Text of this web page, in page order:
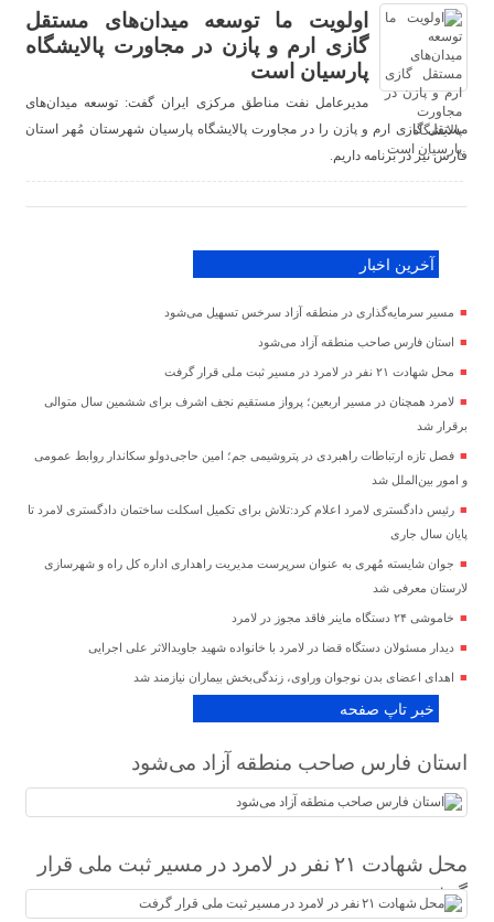
اولویت ما توسعه میدان‌های مستقل
گازی ارم و‌ پازن در مجاورت پالایشگاه
پارسیان است
مدیرعامل نفت مناطق مرکزی ایران گفت: توسعه میدان‌های
مستقل گازی ارم و‌ پازن را در مجاورت پالایشگاه پارسیان شهرستان مُهر استان
فارس نیز در برنامه داریم.
آخرین اخبار
مسیر سرمایه‌گذاری در منطقه آزاد سرخس تسهیل می‌شود
استان فارس صاحب منطقه آزاد می‌شود
محل شهادت ۲۱ نفر در لامرد در مسیر ثبت ملی قرار گرفت
لامرد همچنان در مسیر اربعین؛ پرواز مستقیم نجف اشرف برای ششمین سال متوالی
برقرار شد
فصل تازه ارتباطات راهبردی در پتروشیمی جم؛ امین حاجی‌دولو سکاندار روابط عمومی
و امور بین‌الملل شد
رئیس دادگستری لامرد اعلام کرد:تلاش برای تکمیل اسکلت ساختمان دادگستری لامرد تا
پایان سال جاری
جوان شایسته مُهری به عنوان سرپرست مدیریت راهداری اداره کل راه و شهرسازی
لارستان معرفی شد
خاموشی ۲۴ دستگاه ماینر فاقد مجوز در لامرد
دیدار مسئولان دستگاه قضا در لامرد با خانواده شهید جاویدالاثر علی اجرایی
اهدای اعضای بدن نوجوان وراوی، زندگی‌بخش بیماران نیازمند شد
خبر تاپ صفحه
استان فارس صاحب منطقه آزاد می‌شود
محل شهادت ۲۱ نفر در لامرد در مسیر ثبت ملی قرار
گرفت